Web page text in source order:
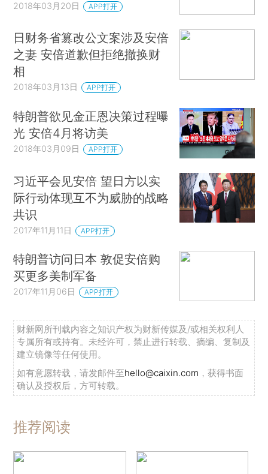
2018年03月20日 APP打开
日财务省篡改公文案涉及安倍
之妻 安倍道歉但拒绝撤换财
相
2018年03月13日 APP打开
特朗普欲见金正恩决策过程曝
光 安倍4月将访美
2018年03月09日 APP打开
习近平会见安倍 望日方以实
际行动体现互不为威胁的战略
共识
2017年11月11日 APP打开
特朗普访问日本 敦促安倍购
买更多美制军备
2017年11月06日 APP打开
财新网所刊载内容之知识产权为财新传媒及/或相关权利人
专属所有或持有。未经许可，禁止进行转载、摘编、复制及
建立镜像等任何使用。
如有意愿转载，请发邮件至hello@caixin.com ，获得书面
确认及授权后，方可转载。
推荐阅读